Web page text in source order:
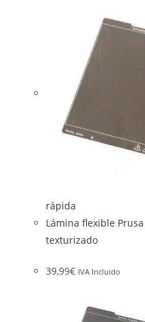
rápida
Lámina flexible
texturizado
39,99€ IVA Incluido